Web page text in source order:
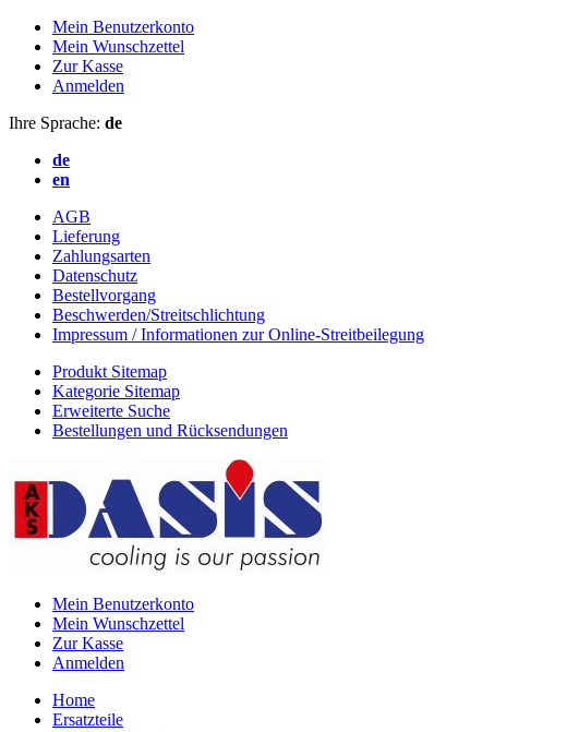
Mein Benutzerkonto
Mein Wunschzettel
Zur Kasse
Anmelden
Ihre Sprache: de
de
en
AGB
Lieferung
Zahlungsarten
Datenschutz
Bestellvorgang
Beschwerden/Streitschlichtung
Impressum / Informationen zur Online-Streitbeilegung
Produkt Sitemap
Kategorie Sitemap
Erweiterte Suche
Bestellungen und Rücksendungen
Mein Benutzerkonto
Mein Wunschzettel
Zur Kasse
Anmelden
Home
Ersatzteile